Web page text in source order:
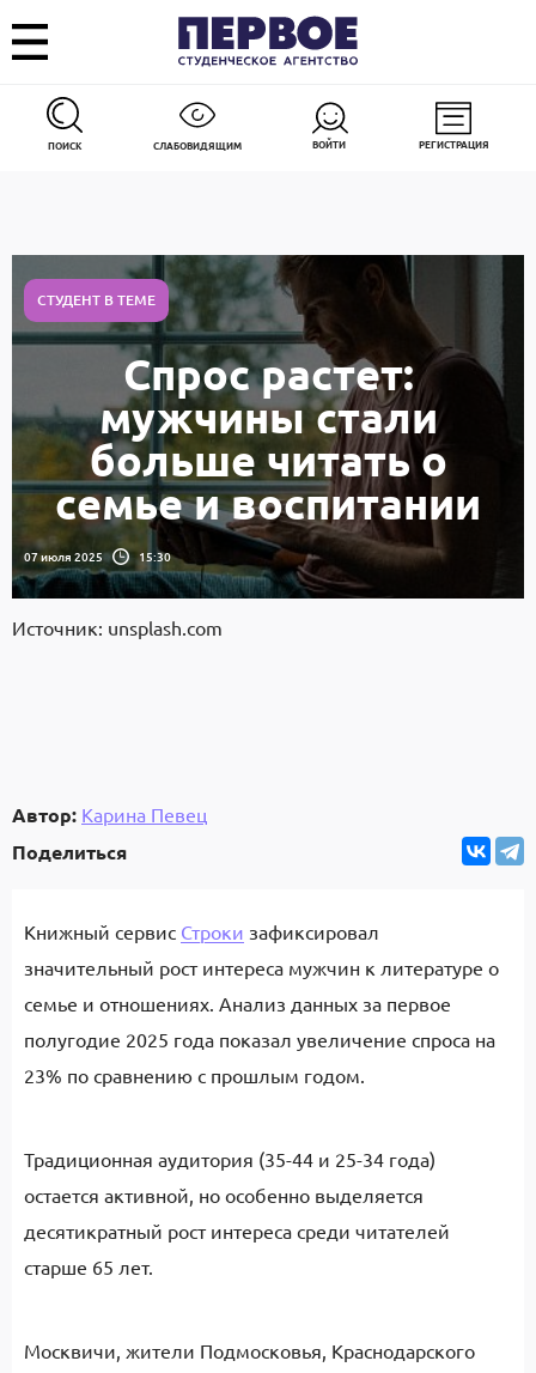
ПОИСК СЛАБОВИДЯЩИМ ВОЙТИ РЕГИСТРАЦИЯ
СТУДЕНТ В ТЕМЕ
Спрос растет:
мужчины стали
больше читать о
семье и воспитании
07 июля 2025 15:30
Источник: unsplash.com
Автор: Карина Певец
Поделиться
Книжный сервис Строки зафиксировал
значительный рост интереса мужчин к литературе о
семье и отношениях. Анализ данных за первое
полугодие 2025 года показал увеличение спроса на
23% по сравнению с прошлым годом.
Традиционная аудитория (35-44 и 25-34 года)
остается активной, но особенно выделяется
десятикратный рост интереса среди читателей
старше 65 лет.
Москвичи, жители Подмосковья, Краснодарского